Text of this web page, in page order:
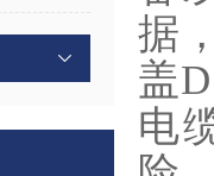
据
盖
电